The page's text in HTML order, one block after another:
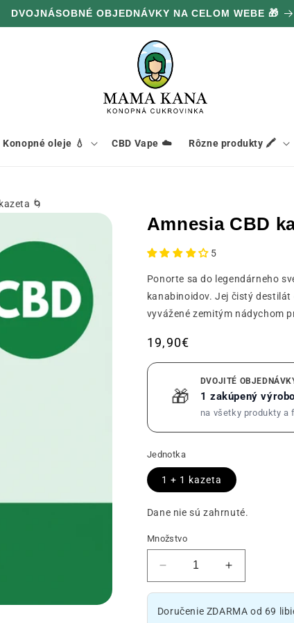
DVOJNÁSOBNÉ OBJEDNÁVKY NA CELOM WEBE 🎁
Konopné oleje 💧 CBD Vape ☁️ Rôzne produkty 🖍️
🌀
Amnesia CBD
5
Ponorte sa do legendárneho
kanabinoidov. Jej čistý
vyvážené zemitým nádychom
Obvyklá
cena
19,90€
🎁
DVOJITÉ
1 zakúpený
na všetky produkty a
Jednotka
1 + 1 kazeta
Dane nie sú zahrnuté.
Množstvo
Zníženie
množstva
Amnesia
Zvýšenie
množstva
Amnesia
Doručenie ZDARMA od 69